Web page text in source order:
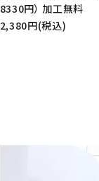
8330円） 加工無料
2,380円(税込)